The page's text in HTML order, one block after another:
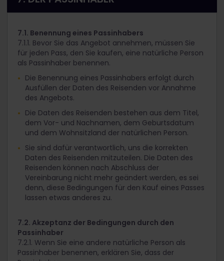
7.1. Benennung eines Passinhabers
7.1.1. Bevor Sie das Angebot annehmen, müssen Sie
für jeden Pass, den Sie kaufen, eine natürliche Person
als Passinhaber benennen.
Die Benennung eines Passinhabers erfolgt durch
Ausfüllen der Daten des Reisenden vor Annahme
des Angebots.
Die Daten des Reisenden bestehen aus dem Titel,
dem Vor- und Nachnamen, dem Geburtsdatum
und dem Wohnsitzland der natürlichen Person.
Sie sind dafür verantwortlich, uns die korrekten
Daten des Reisenden mitzuteilen. Die Daten des
Reisenden können nach Abschluss der
Vereinbarung nicht mehr geändert werden, es sei
denn, diese Bedingungen für den Kauf eines Passes
lassen etwas anderes zu.
7.2. Akzeptanz der Bedingungen durch den
Passinhaber
7.2.1. Wenn Sie eine andere natürliche Person als
Passinhaber benennen, erklären Sie, dass der